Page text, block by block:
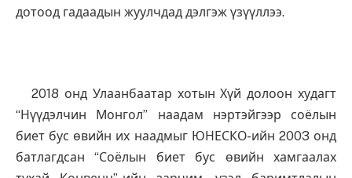
дотоод гадаадын жуулчдад дэлгэж үзүүллээ.
2018 онд Улаанбаатар хотын Хүй долоон худагт
“Нүүдэлчин Монгол” наадам нэртэйгээр соёлын
биет бус өвийн их наадмыг ЮНЕСКО-ийн 2003 онд
батлагдсан “Соёлын биет бус өвийн хамгаалах